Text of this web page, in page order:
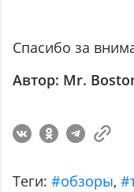
Спасибо за
Автор: Mr.
Теги: #обзоры,